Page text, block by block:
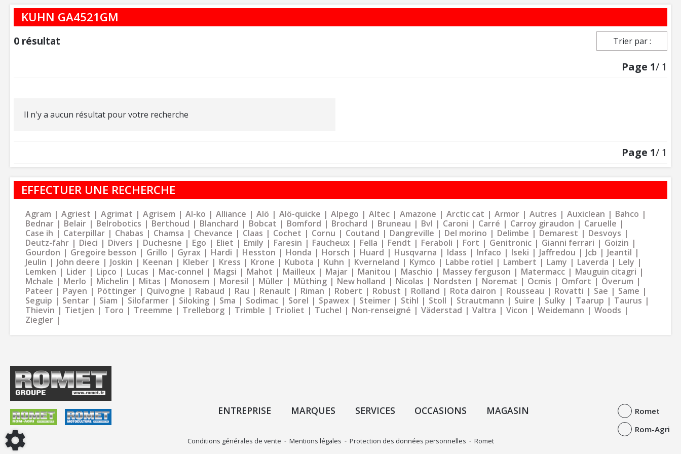
KUHN GA4521GM
0 résultat Trier par :
Page 1/ 1
Il n'y a aucun résultat pour votre recherche
Page 1/ 1
EFFECTUER UNE RECHERCHE
Agram Agriest Agrimat Agrisem Al-ko Alliance Alö Alö-quicke Alpego Altec Amazone Arctic cat Armor Autres Auxiclean
Bahco
Bednar
Belair Belrobotics Berthoud Blanchard Bobcat Bomford Brochard Bruneau Bvl Caroni Carré Carroy giraudon
Caruelle
Case ih
Caterpillar Chabas Chamsa Chevance Claas Cochet Cornu Coutand Dangreville Del morino Delimbe Demarest
Desvoys
Deutz-fahr
Dieci Divers Duchesne Ego Eliet Emily Faresin Faucheux Fella Fendt Feraboli Fort Genitronic Gianni ferrari
Goizin
Gourdon
Gregoire besson Grillo Gyrax Hardi Hesston Honda Horsch Huard Husqvarna Idass Infaco Iseki Jaffredou Jcb
Jeantil
Jeulin
John deere Joskin Keenan Kleber Kress Krone Kubota Kuhn Kverneland Kymco Labbe rotiel Lambert Lamy Laverda
Lely
Lemken
Lider Lipco Lucas Mac-connel Magsi Mahot Mailleux Majar Manitou Maschio Massey ferguson Matermacc
Mauguin citagri
Mchale
Merlo Michelin Mitas Monosem Moresil Müller Müthing New holland Nicolas Nordsten Noremat Ocmis Omfort
Överum
Pateer
Payen Pöttinger Quivogne Rabaud Rau Renault Riman Robert Robust Rolland Rota dairon Rousseau Rovatti Sae
Same
Seguip
Sentar Siam Silofarmer Siloking Sma Sodimac Sorel Spawex Steimer Stihl Stoll Strautmann Suire Sulky Taarup
Taurus
Thievin
Tietjen Toro Treemme Trelleborg Trimble Trioliet Tuchel Non-renseigné Väderstad Valtra Vicon Weidemann
Woods
Ziegler
ENTREPRISE MARQUES SERVICES OCCASIONS MAGASIN
Romet
Rom-Agri
Conditions générales de vente - Mentions légales - Protection des données personnelles - Romet